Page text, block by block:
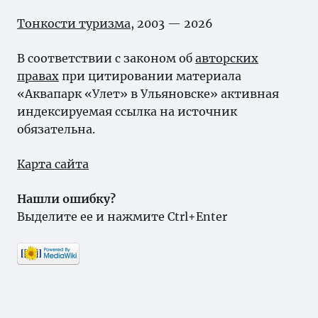
Тонкости туризма, 2003 — 2026
В соответствии с законом об авторских
правах при цитировании материала
«Аквапарк «Улет» в Ульяновске» активная
индексируемая ссылка на источник
обязательна.
Карта сайта
Нашли ошибку?
Выделите ее и нажмите Ctrl+Enter